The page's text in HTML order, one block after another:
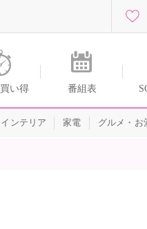
ャンネル
い得 番組表
ンテリア 家電 グルメ・お